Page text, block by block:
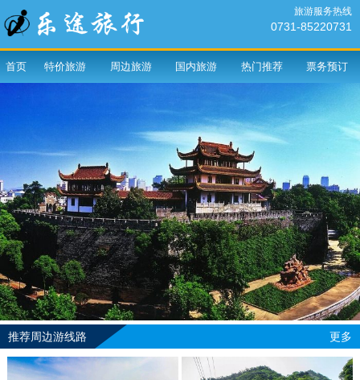
旅游服务热线
0731-85220731
首页 特价旅游 周边旅游 国内旅游 热门推荐 票务预订
推荐周边游线路 更多